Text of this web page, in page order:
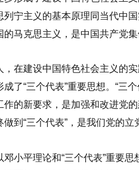
宁主义的基本原理同当代中
马克思主义，是中国共产党
在建设中国特色社会主义的
了“三个代表”重要思想。“三
的新要求，是加强和改进党
到“三个代表”，是我们党的立
小平理论和“三个代表”重要